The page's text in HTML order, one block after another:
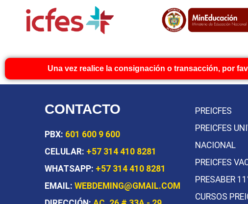
Una vez realice la consignación o transacción, por
CONTACTO
PBX: 601 600 9 600
CELULAR: +57 314 410 8281
WHATSAPP: +57 314 410 8281
EMAIL: WEBDEMING@GMAIL.COM
PREICFES
PREICFES
NACIONAL
PREICFES
PRESABER
CURSOS